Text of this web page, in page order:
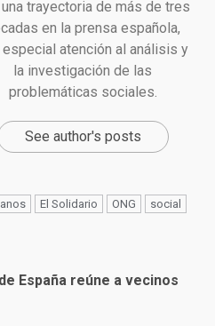
trayectoria de más de tres
en la prensa española,
especial atención al análisis y
la investigación de las
problemáticas sociales.
See author's posts
El Solidario ONG
social
España reúne a vecinos